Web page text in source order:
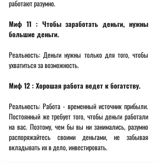
работают разумно.
Миф 11 : Чтобы заработать деньги, нужны
большие деньги.
Реальность: Деньги нужны только для того, чтобы
ухватиться за возможность.
Миф 12 : Хорошая работа ведет к богатству.
Реальность: Работа - временный источник прибыли.
Постоянный же требует того, чтобы деньги работали
на вас. Поэтому, чем бы вы ни занимались, разумно
распоряжайтесь своими деньгами, не забывая
вкладывать их в дело, инвестировать.